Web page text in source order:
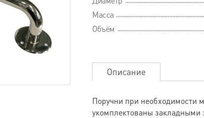
Масса
Объём
Описание
Поручни при необходимости
укомплектованы